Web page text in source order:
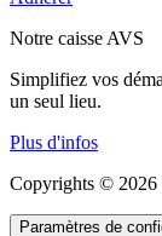
Notre caisse AVS
Simplifiez vos
un seul lieu.
Plus d'infos
Copyrights ©
Paramètres de